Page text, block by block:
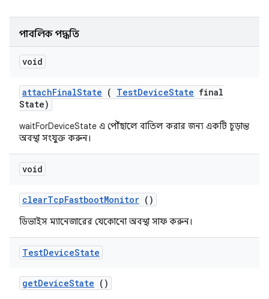
পাবলিক পদ্ধতি
void
attachFinalState ( TestDeviceState final
State)
waitForDeviceState এ পৌঁছালে বাতিল করার জন্য একটি চূড়ান্ত
অবস্থা সংযুক্ত করুন।
void
clearTcpFastbootMonitor ()
ডিভাইস ম্যানেজারের যেকোনো অবস্থা সাফ করুন।
TestDeviceState
getDeviceState ()